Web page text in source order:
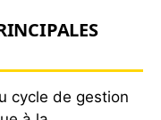
cycle de gestion